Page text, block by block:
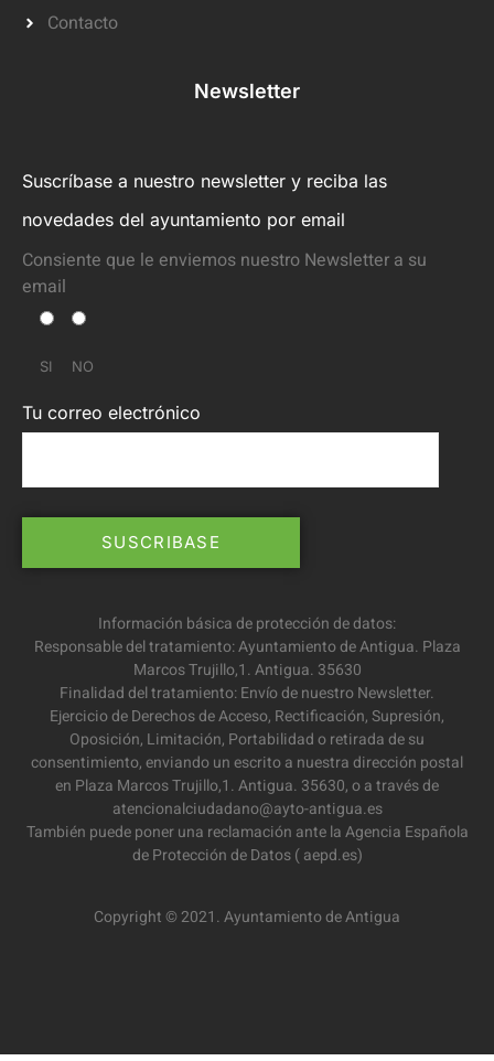
Contacto
Newsletter
Suscríbase a nuestro newsletter y reciba las
novedades del ayuntamiento por email
Consiente que le enviemos nuestro Newsletter a su
email
SI NO
Tu correo electrónico
Información básica de protección de datos:
Responsable del tratamiento: Ayuntamiento de Antigua. Plaza
Marcos Trujillo,1. Antigua. 35630
Finalidad del tratamiento: Envío de nuestro Newsletter.
Ejercicio de Derechos de Acceso, Rectificación, Supresión,
Oposición, Limitación, Portabilidad o retirada de su
consentimiento, enviando un escrito a nuestra dirección postal
en Plaza Marcos Trujillo,1. Antigua. 35630, o a través de
atencionalciudadano@ayto-antigua.es
También puede poner una reclamación ante la Agencia Española
de Protección de Datos ( aepd.es)
Copyright © 2021. Ayuntamiento de Antigua